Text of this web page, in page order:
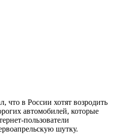
что в России хотят возродить
автомобилей, которые
пользователи
шутку.